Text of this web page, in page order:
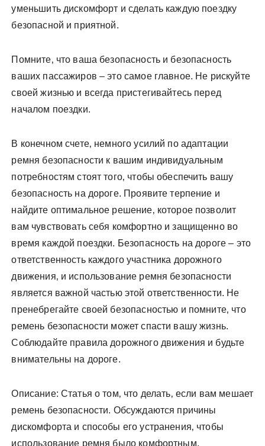
уменьшить дискомфорт и сделать каждую поездку
безопасной и приятной.
Помните‚ что ваша безопасность и безопасность
ваших пассажиров – это самое главное. Не рискуйте
своей жизнью и всегда пристегивайтесь перед
началом поездки.
В конечном счете‚ немного усилий по адаптации
ремня безопасности к вашим индивидуальным
потребностям стоят того‚ чтобы обеспечить вашу
безопасность на дороге. Проявите терпение и
найдите оптимальное решение‚ которое позволит
вам чувствовать себя комфортно и защищенно во
время каждой поездки. Безопасность на дороге – это
ответственность каждого участника дорожного
движения‚ и использование ремня безопасности
является важной частью этой ответственности. Не
пренебрегайте своей безопасностью и помните‚ что
ремень безопасности может спасти вашу жизнь.
Соблюдайте правила дорожного движения и будьте
внимательны на дороге.
Описание: Статья о том‚ что делать‚ если вам мешает
ремень безопасности. Обсуждаются причины
дискомфорта и способы его устранения‚ чтобы
использование ремня было комфортным.